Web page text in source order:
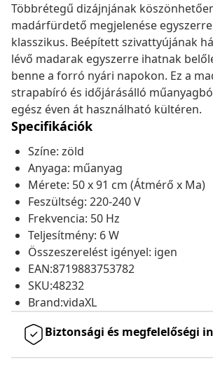
Többrétegű dizájnjának
madárfürdető megjelenése
klasszikus. Beépített szivattyújának
lévő madarak egyszerre ihatnak
benne a forró nyári napokon. Ez a
strapabíró és időjárásálló
egész éven át használható kültéren.
Specifikációk
Színe: zöld
Anyaga: műanyag
Mérete: 50 x 91 cm (Átmérő x Ma)
Feszültség: 220-240 V
Frekvencia: 50 Hz
Teljesítmény: 6 W
Összeszerelést igényel: igen
EAN:8719883753782
SKU:48232
Brand:vidaXL
Biztonsági és megfelelőségi